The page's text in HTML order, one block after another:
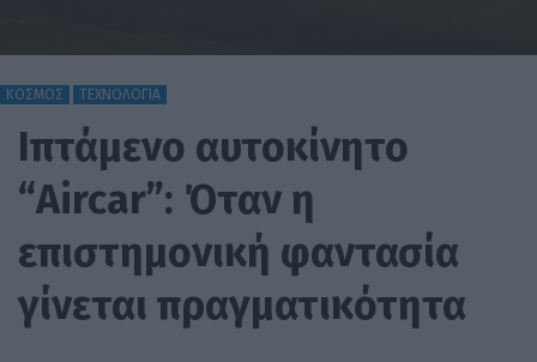
ΚΟΣΜΟΣ ΤΕΧΝΟΛΟΓΙΑ
Ιπτάμενο αυτοκίνητο
“Aircar”: Όταν η
επιστημονική φαντασία
γίνεται πραγματικότητα